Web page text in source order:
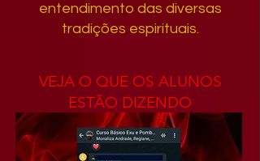
entendimento das diversas
tradições espirituais.
VEJA O QUE OS ALUNOS
ESTÃO DIZENDO